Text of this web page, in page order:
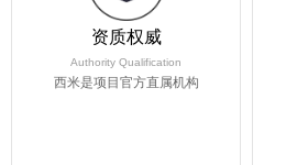
资质权威
Authority Qualification
西米是项目官方直属机构